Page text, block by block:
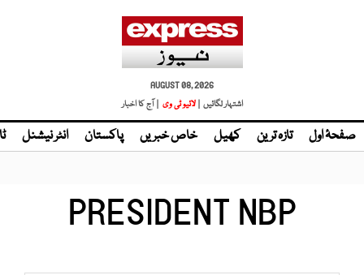
AUGUST 08, 2026
اشتہار لگائیں |
| آج کا اخبار
صفحۂ اول تازہ ترین کھیل خاص خبریں پاکستان انٹر نیشنل
PRESIDENT NBP